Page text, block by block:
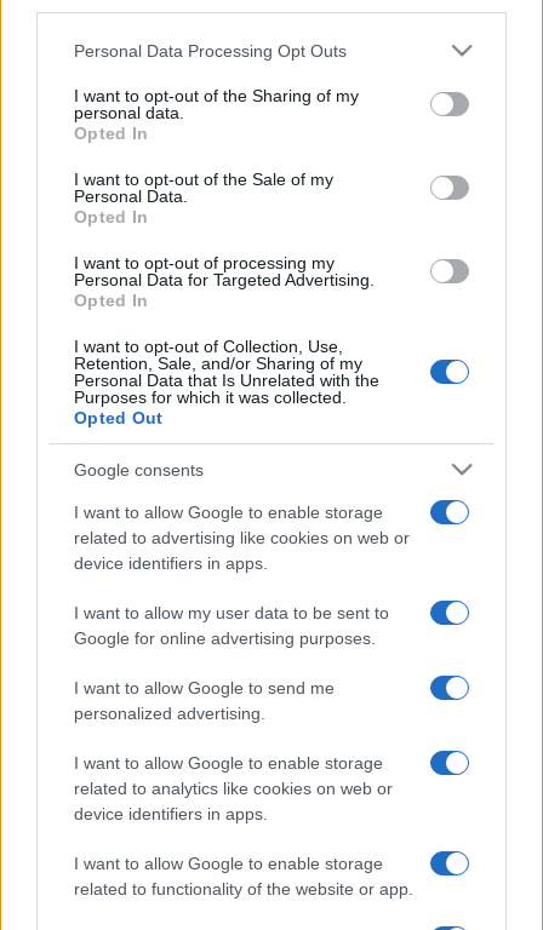
Please note that this website/app uses one or more Google
not limited to your visit or usage behaviour. You may click to
grant or deny consent to Google and its third-party tags to
use your data for below specified purposes in below Google
consent section.
Personal Data Processing Opt Outs
I want to opt-out of the Sharing of my
personal data.
Opted In
I want to opt-out of the Sale of my
Personal Data.
Opted In
I want to opt-out of processing my
Personal Data for Targeted Advertising.
Opted In
I want to opt-out of Collection, Use,
Retention, Sale, and/or Sharing of my
Personal Data that Is Unrelated with the
Purposes for which it was collected.
Opted Out
Google consents
I want to allow Google to enable storage
related to advertising like cookies on web or
device identifiers in apps.
I want to allow my user data to be sent to
Google for online advertising purposes.
I want to allow Google to send me
personalized advertising.
I want to allow Google to enable storage
related to analytics like cookies on web or
device identifiers in apps.
I want to allow Google to enable storage
related to functionality of the website or app.
12 ore fa
volto del pirata della strada
12 ore fa
Tragedia in spiaggia: un 72enne
12 ore fa
Verduraio o spacciatore? L’ombra
della droga sul mercato di
Trionfale
13 ore fa
PIÙ LETTE
Carburanti adulterati a Roma: sicurezza
stradale a rischio tra indifferenza e
Tragedia alla Balduina: la morte del
sicurezza stradale
Omicidio a Roma: un ragazzo sfregiato con